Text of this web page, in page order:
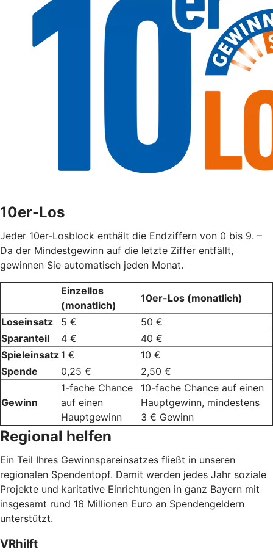
10er-Los
Jeder 10er-Losblock enthält die Endziffern von 0 bis 9. –
Da der Mindestgewinn auf die letzte Ziffer entfällt,
gewinnen Sie automatisch jeden Monat.
Einzellos
(monatlich)
10er-Los (monatlich)
Loseinsatz
5 €
50 €
Sparanteil
4 €
40 €
Spieleinsatz 1 €
10 €
Spende
0,25 € 2,50 €
Gewinn
1-fache Chance
auf einen
Hauptgewinn
10-fache Chance auf einen
Hauptgewinn, mindestens
3 € Gewinn
Regional helfen
Ein Teil Ihres Gewinnspareinsatzes fließt in unseren
regionalen Spendentopf. Damit werden jedes Jahr soziale
Projekte und karitative Einrichtungen in ganz Bayern mit
insgesamt rund 16 Millionen Euro an Spendengeldern
unterstützt.
VRhilft